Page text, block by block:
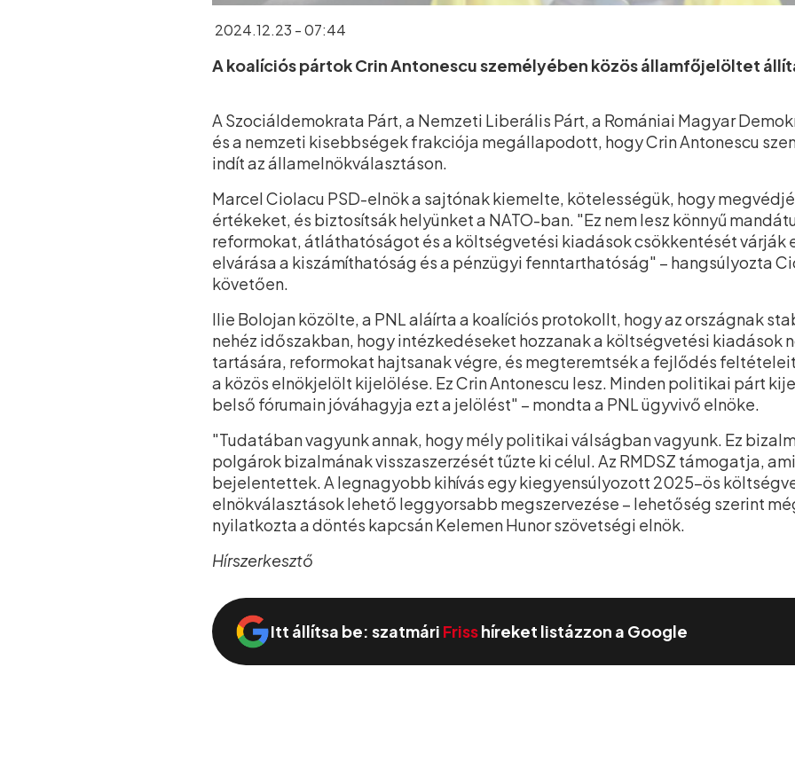
2024.12.23 - 07:44
A koalíciós pártok Crin Antonescu személyében közös államfőjelöltet
A Szociáldemokrata Párt, a Nemzeti Liberális Párt, a Romániai Magyar
és a nemzeti kisebbségek frakciója megállapodott, hogy Crin Antonescu
indít az államelnökválasztáson.
Marcel Ciolacu PSD-elnök a sajtónak kiemelte, kötelességük, hogy
értékeket, és biztosítsák helyünket a NATO-ban. "Ez nem lesz könnyű
reformokat, átláthatóságot és a költségvetési kiadások csökkentését várják
elvárása a kiszámíthatóság és a pénzügyi fenntarthatóság" – hangsúlyozta
követően.
Ilie Bolojan közölte, a PNL aláírta a koalíciós protokollt, hogy az országnak
nehéz időszakban, hogy intézkedéseket hozzanak a költségvetési kiadások
tartására, reformokat hajtsanak végre, és megteremtsék a fejlődés
a közös elnökjelölt kijelölése. Ez Crin Antonescu lesz. Minden politikai párt
belső fórumain jóváhagyja ezt a jelölést" – mondta a PNL ügyvivő elnöke.
"Tudatában vagyunk annak, hogy mély politikai válságban vagyunk. Ez
polgárok bizalmának visszaszerzését tűzte ki célul. Az RMDSZ támogatja,
bejelentettek. A legnagyobb kihívás egy kiegyensúlyozott 2025-ös
elnökválasztások lehető leggyorsabb megszervezése – lehetőség szerint
nyilatkozta a döntés kapcsán Kelemen Hunor szövetségi elnök.
Hírszerkesztő
Itt állítsa be: szatmári Frisshíreket listázzon a Google